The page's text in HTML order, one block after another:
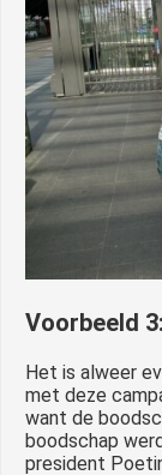
Voorbeeld
Het is alweer
met deze
want de
boodschap
president